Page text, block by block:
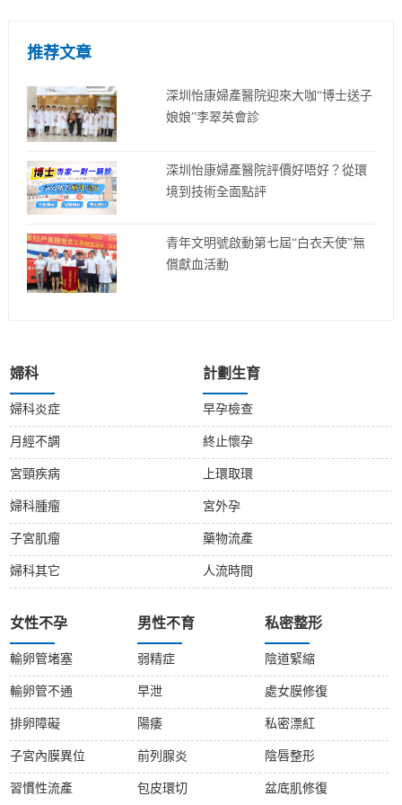
推荐文章
深圳怡康婦產醫院迎來大咖“博士送子
娘娘”李翠英會診
深圳怡康婦產醫院評價好唔好？從環
境到技術全面點評
青年文明號啟動第七屆“白衣天使”無
償獻血活動
婦科
婦科炎症
月經不調
宮頸疾病
婦科腫瘤
子宮肌瘤
婦科其它
計劃生育
早孕檢查
終止懷孕
上環取環
宮外孕
藥物流產
人流時間
女性不孕
輸卵管堵塞
輸卵管不通
排卵障礙
子宮內膜異位
習慣性流產
男性不育
弱精症
早泄
陽痿
前列腺炎
包皮環切
私密整形
陰道緊縮
處女膜修復
私密漂紅
陰唇整形
盆底肌修復